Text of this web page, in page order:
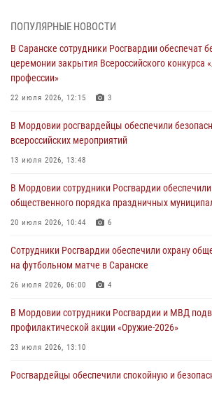
06 августа 2026, 08:14 9
В Саранске сотрудники Росгвардии задержали
повредившего имущество в кафе
06 августа 2026, 07:03
незамедлительно
05 августа 2026, 15:04
подозреваемого в причинении телесных
05 августа 2026, 12:34
проведения масштабного праздника в
05 августа 2026, 09:04 4
ПОПУЛЯРНЫЕ НОВОСТИ
В Саранске сотрудники Росгвардии обеспечат
церемонии закрытия Всероссийского конкурса
профессии»
22 июля 2026, 12:15 3
В Мордовии росгвардейцы обеспечили
всероссийских мероприятий
13 июля 2026, 13:48
В Мордовии сотрудники Росгвардии
общественного порядка праздничных
20 июля 2026, 10:44 6
Сотрудники Росгвардии обеспечили охрану
на футбольном матче в Саранске
26 июля 2026, 06:00 4
В Мордовии сотрудники Росгвардии и МВД
профилактической акции «Оружие‑2026»
23 июля 2026, 13:10
Росгвардейцы обеспечили спокойную и